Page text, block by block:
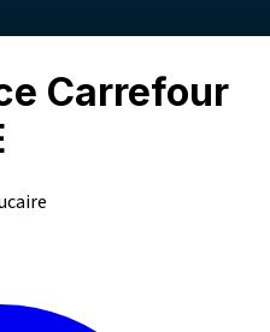
Carrefour